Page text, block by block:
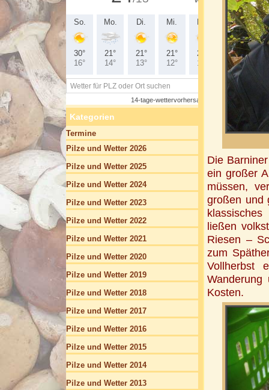
Die
ein großer
müssen,
großen und
ließen
Riesen –
zum
Vollherbst
Kosten.
Kategorien
Termine
Pilze und Wetter 2026
Pilze und Wetter 2025
Pilze und Wetter 2024
Pilze und Wetter 2023
Pilze und Wetter 2022
Pilze und Wetter 2021
Pilze und Wetter 2020
Pilze und Wetter 2019
Pilze und Wetter 2018
Pilze und Wetter 2017
Pilze und Wetter 2016
Pilze und Wetter 2015
Pilze und Wetter 2014
Pilze und Wetter 2013